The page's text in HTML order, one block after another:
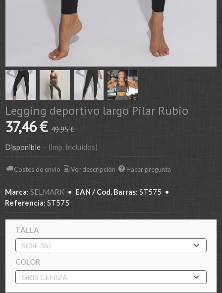
Legging deportivo largo Pilar Rubio
37,46 € 49,95 €
Disponible - (Imp. Incluidos)
Costes de envío Ver descripción Hacer pregunta
Marca: SELMARK • EAN / Cod. Barras: ST575 •
Referencia: ST575
TALLA
COLOR